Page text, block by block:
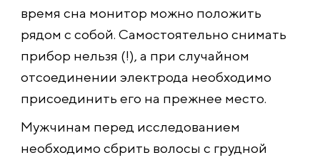
время сна монитор можно положить
рядом с собой. Самостоятельно снимать
прибор нельзя (!), а при случайном
отсоединении электрода необходимо
присоединить его на прежнее место.
Мужчинам перед исследованием
необходимо сбрить волосы с грудной